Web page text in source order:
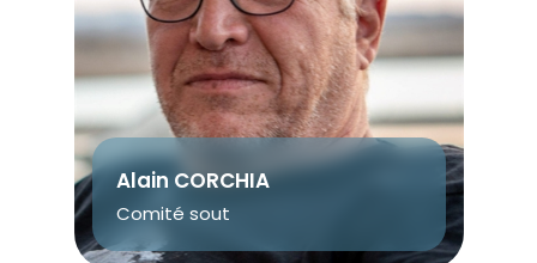
Alain CORCHIA
Comité sout